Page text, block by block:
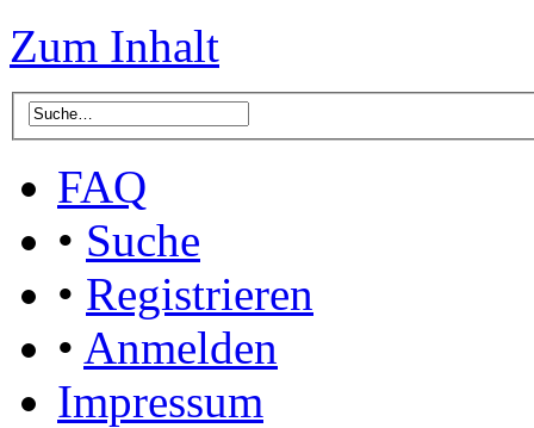
Zum Inhalt
FAQ
• Suche
• Registrieren
• Anmelden
Impressum